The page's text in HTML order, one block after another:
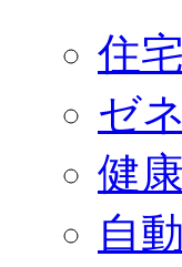
住
ゼ
健
自